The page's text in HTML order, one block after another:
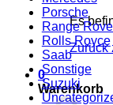
Es
Zurück
0
Warenkorb
Porsche
Range
Rolls Royce
Saab
Sonstige
Suzuki